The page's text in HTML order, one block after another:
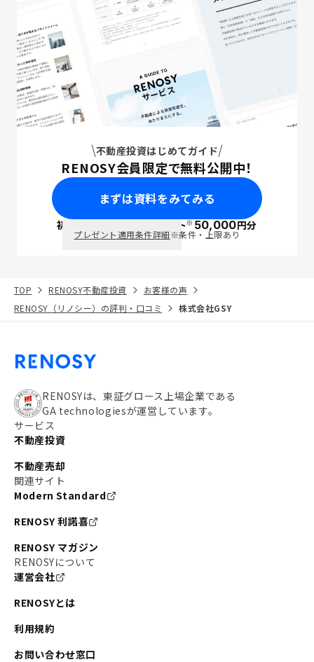
不動産投資はじめてガイド
RENOSY会員限定で無料公開中！
まずは資料をみてみる
初回面談で ポイント※50,000円分
プレゼント適用条件詳細※条件・上限あり
TOP RENOSY不動産投資
お客様の声
RENOSY（リノシー）の評判・口コミ
株式会社GSY
RENOSYは、東証グロース上場企業である
GA technologiesが運営しています。
サービス
不動産投資
不動産売却
関連サイト
Modern Standard
RENOSY 利諾喜
RENOSY マガジン
RENOSYについて
運営会社
RENOSYとは
利用規約
お問い合わせ窓口